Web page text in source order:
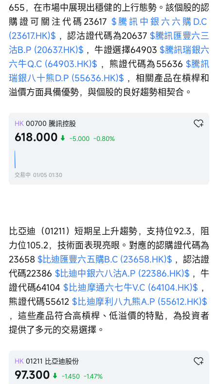
655，在市場中展現出穩健的上行態勢。該個股的認
購證可關注代碼23617 $騰訊中銀六六購D.C
(23617.HK)$ ，認沽證代碼為20637 $騰訊匯豐六三
沽B.P (20637.HK)$ ，牛證選擇64903 $騰訊瑞銀六
六牛Q.C (64903.HK)$ ，熊證代碼為55636 $騰訊
瑞銀八十熊D.P (55636.HK)$ ，相關產品在槓桿和
溢價方面具備優勢，與個股的良好趨勢相契合。
HK 00700 騰訊控股
618.000 -5.000 -0.80%
交易中 01/05 01:30
比亞迪（01211）短期呈上升趨勢，支持位92.3，阻
力位105.2，技術面表現亮眼。對應的認購證代碼為
23658 $比迪匯豐六五購B.C (23658.HK)$ ，認沽證
代碼22386 $比迪中銀六八沽A.P (22386.HK)$ ，牛
證代碼64104 $比迪摩通六七牛V.C (64104.HK)$ ，
熊證代碼55612 $比迪摩利八九熊A.P (55612.HK)$
，這些產品符合高槓桿、低溢價的特點，為投資者
提供了多元的交易選擇。
HK 01211 比亞迪股份
97.300 -1.450 -1.47%